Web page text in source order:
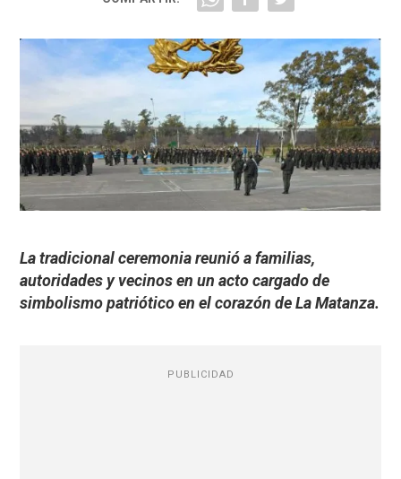
La tradicional ceremonia reunió a familias,
autoridades y vecinos en un acto cargado de
simbolismo patriótico en el corazón de La Matanza.
PUBLICIDAD